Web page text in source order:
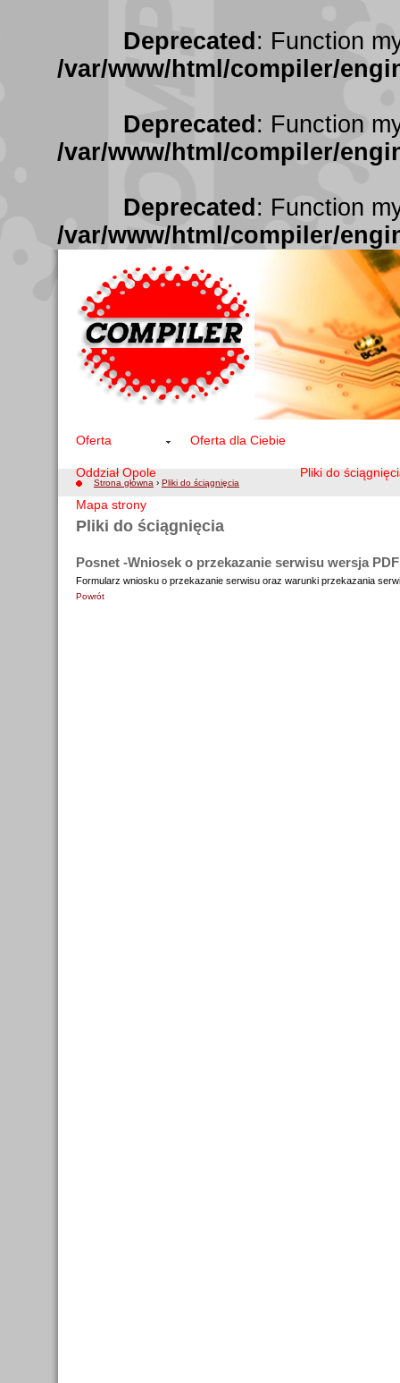
Deprecated : Function
/var/www/html/compiler/
Deprecated : Function
/var/www/html/compiler/
Deprecated : Function
/var/www/html/compiler/
Oferta Oferta dla Ciebie
Oddział Opole Pliki do
Mapa strony
Strona główna › Pliki do ściągnięcia
Pliki do ściągnięcia
Posnet -Wniosek o przekazanie serwisu wersja
Formularz wniosku o przekazanie serwisu oraz warunki przekazania
Powrót